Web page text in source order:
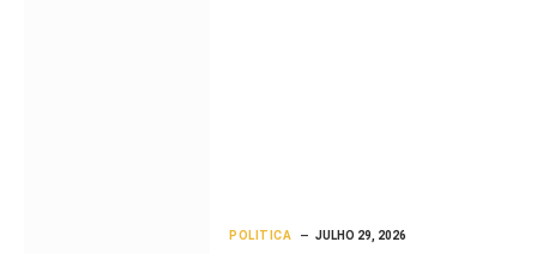
POLITICA JULHO 29, 2026